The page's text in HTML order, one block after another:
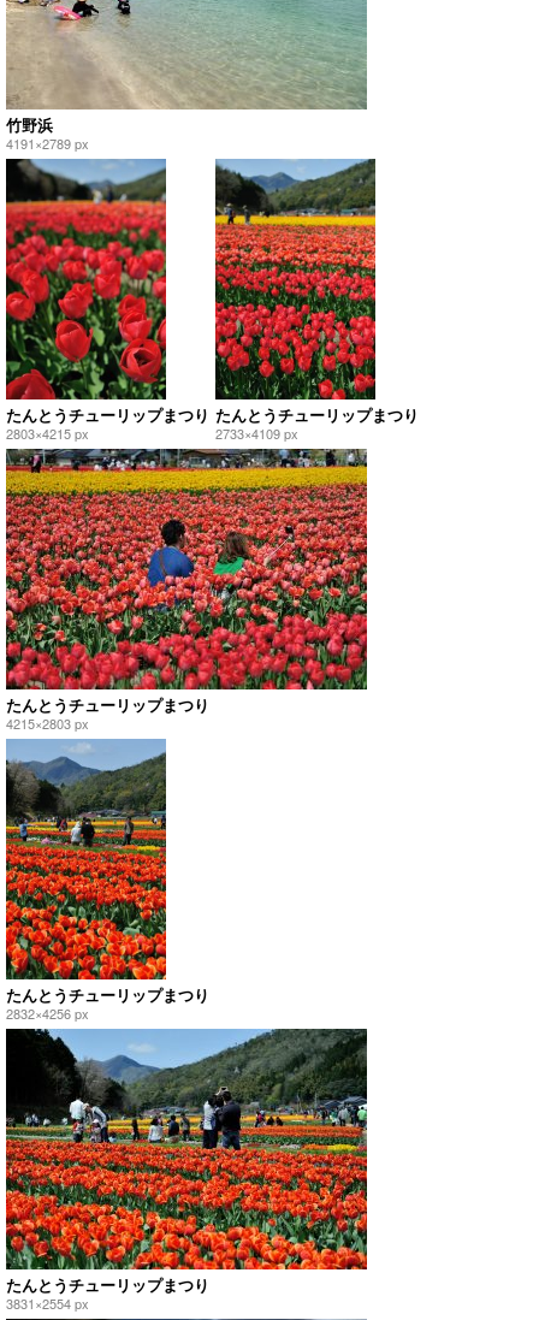
竹野浜
4191×2789 px
たんとうチューリップまつり
2803×4215 px
たんとうチューリップまつり
2733×4109 px
たんとうチューリップまつり
4215×2803 px
たんとうチューリップまつり
2832×4256 px
たんとうチューリップまつり
3831×2554 px